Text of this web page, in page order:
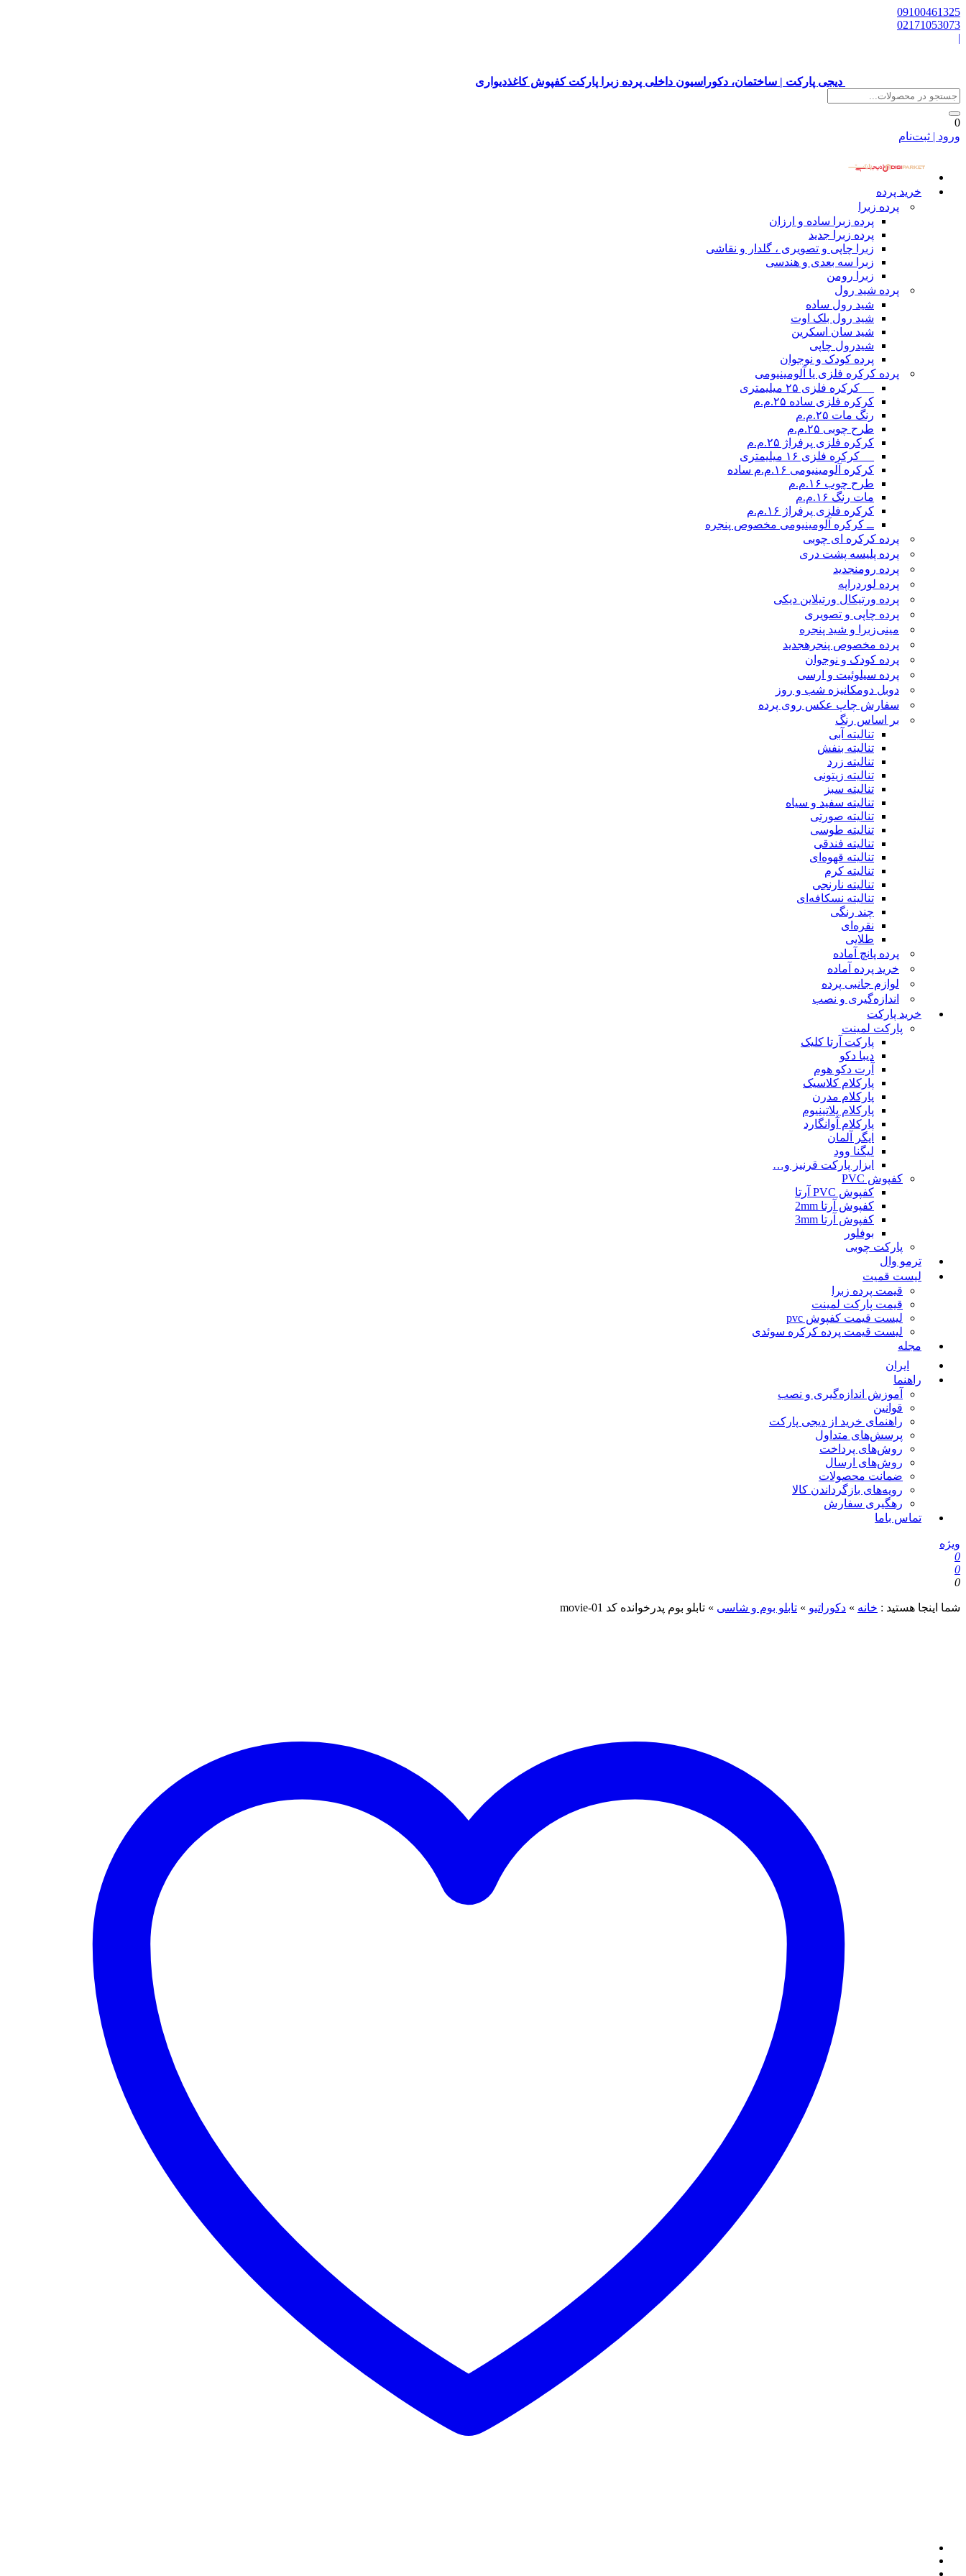
09100461325
02171053073
|
دیجی پارکت | ساختمان، دکوراسیون داخلی پرده زبرا پارکت کفپوش کاغذدیواری
0
ورود | ثبت‌نام
خرید پرده
پرده زبرا
پرده زبرا ساده و ارزان
پرده زبرا جدید
زبرا چاپی و تصویری ، گلدار و نقاشی
زبرا سه بعدی و هندسی
زبرا رومن
پرده شید رول
شید رول ساده
شید رول بلک اوت
شید سان اسکرین
شیدرول چاپی
پرده کودک و نوجوان
پرده کرکره فلزی یا آلومینیومی
__ کرکره فلزی ۲۵ میلیمتری
کرکره فلزی ساده ۲۵.م.م
رنگ مات ۲۵.م.م
طرح چوبی ۲۵.م.م
کرکره فلزی پرفراژ ۲۵.م.م
__ کرکره فلزی ۱۶ میلیمتری
کرکره آلومینیومی ۱۶.م.م ساده
طرح چوب ۱۶.م.م
مات رنگ ۱۶.م.م
کرکره فلزی پرفراژ ۱۶.م.م
ــ کرکره آلومینیومی مخصوص پنجره
پرده کرکره ای چوبی
پرده پلیسه پشت دری
پرده رومنجدید
پرده لوردراپه
پرده ورتیکال ورتیلاین دیکی
پرده چاپی و تصویری
مینی‌زبرا و شید پنجره
پرده مخصوص پنجرهجدید
پرده کودک و نوجوان
پرده سیلوئیت و ارسی
دوبل دومکانیزه شب و روز
سفارش چاپ عکس روی پرده
بر اساس رنگ
تنالیته آبی
تنالیته بنفش
تنالیته زرد
تنالیته زیتونی
تنالیته سبز
تنالیته سفید و سیاه
تنالیته صورتی
تنالیته طوسی
تنالیته فندقی
تنالیته قهوه‌ای
تنالیته کرم
تنالیته نارنجی
تنالیته نسکافه‌ای
چند رنگی
نقره‌ای
طلایی
پرده پانچ آماده
خرید پرده آماده
لوازم جانبی پرده
اندازه‌گیری و نصب
خرید پارکت
پارکت لمینت
پارکت آرتا کلیک
دیبا دکو
آرت دکو هوم
پارکلام کلاسیک
پارکلام مدرن
پارکلام پلاتینیوم
پارکلام آوانگارد
ایگر آلمان
لیگنا وود
ابزار پارکت قرنیز و…
کفپوش PVC
کفپوش PVC آرتا
کفپوش آرتا 2mm
کفپوش آرتا 3mm
بوفلور
پارکت چوبی
ترمو وال
لیست قمیت
قیمت پرده زبرا
قیمت پارکت لمینت
لیست قیمت کفپوش pvc
لیست قیمت پرده کرکره سوئدی
مجله
ایران
راهنما
آموزش اندازه‌گیری و نصب
قوانین
راهنمای خرید از دیجی پارکت
پرسش‌های متداول
روش‌های پرداخت
روش‌های ارسال
ضمانت محصولات
رویه‌های بازگرداندن کالا
رهگیری سفارش
تماس باما
ویژه
0
0
0
شما اینجا هستید : خانه » دکوراتیو » تابلو بوم و شاسی » تابلو بوم پدرخوانده کد movie-01